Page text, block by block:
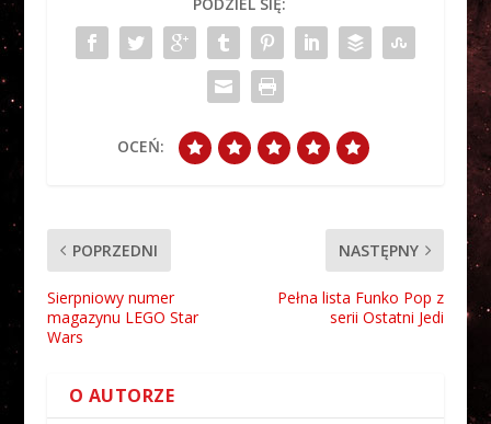
OCEŃ:
POPRZEDNI
Sierpniowy numer
magazynu LEGO Star
Wars
NASTĘPNY
Pełna lista Funko Pop z
serii Ostatni Jedi
O AUTORZE